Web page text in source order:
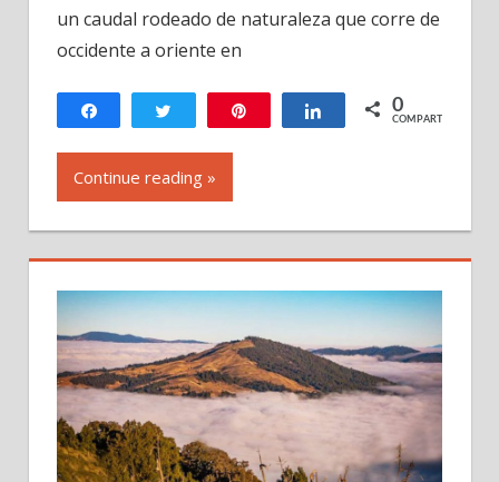
en
un caudal rodeado de naturaleza que corre de
occidente a oriente en
Compartir Twittear Compartir
0
COMPARTIR
Continue reading »